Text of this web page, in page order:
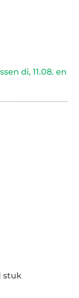
di, 11.08. en
stuk